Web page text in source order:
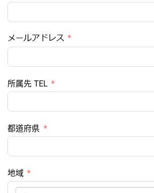
メールアドレス
所属先 TEL
都道府県
地域